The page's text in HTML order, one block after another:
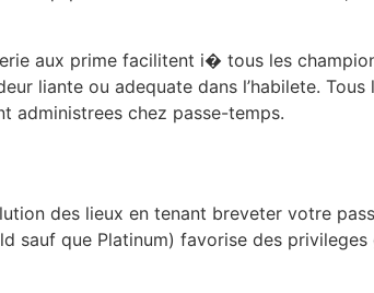
aux prime facilitent i� tous les
liante ou adequate dans l’habilete.
administrees chez passe-temps.
des lieux en tenant breveter votre
sauf que Platinum) favorise des